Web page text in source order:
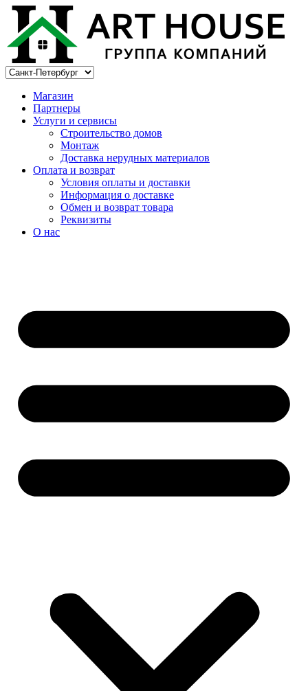
Магазин
Партнеры
Услуги и сервисы
Строительство домов
Монтаж
Доставка нерудных материалов
Оплата и возврат
Условия оплаты и доставки
Информация о доставке
Обмен и возврат товара
Реквизиты
О нас